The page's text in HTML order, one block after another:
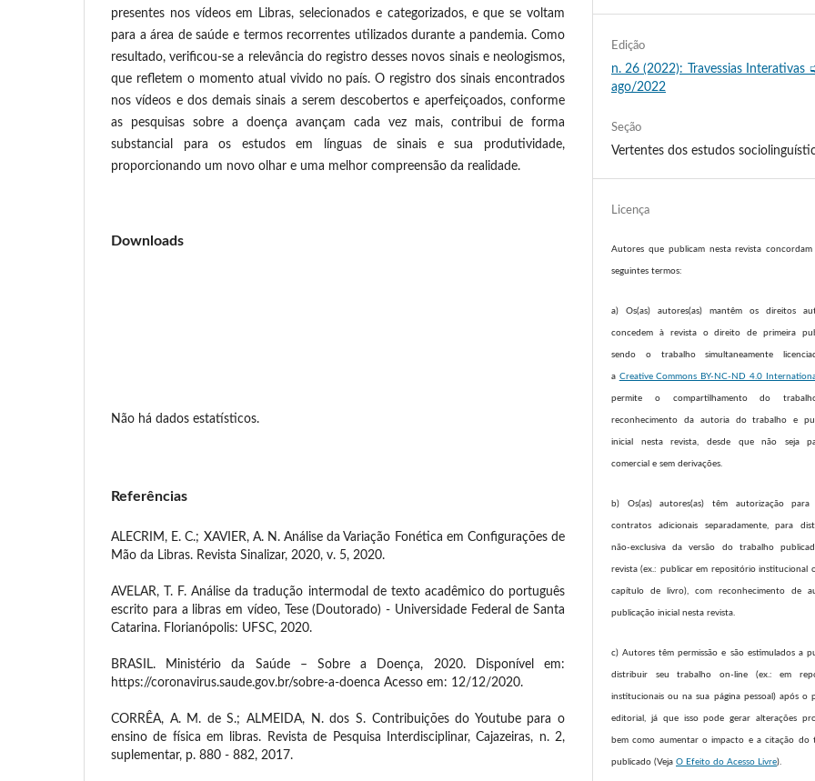
presentes nos vídeos em Libras, selecionados e categorizados, e que se voltam
para a área de saúde e termos recorrentes utilizados durante a pandemia. Como
resultado, verificou-se a relevância do registro desses novos sinais e neologismos,
que refletem o momento atual vivido no país. O registro dos sinais encontrados
nos vídeos e dos demais sinais a serem descobertos e aperfeiçoados, conforme
as pesquisas sobre a doença avançam cada vez mais, contribui de forma
substancial para os estudos em línguas de sinais e sua produtividade,
proporcionando um novo olhar e uma melhor compreensão da realidade.
Downloads
Não há dados estatísticos.
Referências
ALECRIM, E. C.; XAVIER, A. N. Análise da Variação Fonética em Configurações de
Mão da Libras. Revista Sinalizar, 2020, v. 5, 2020.
AVELAR, T. F. Análise da tradução intermodal de texto acadêmico do português
escrito para a libras em vídeo, Tese (Doutorado) - Universidade Federal de Santa
Catarina. Florianópolis: UFSC, 2020.
BRASIL. Ministério da Saúde – Sobre a Doença, 2020. Disponível em:
https://coronavirus.saude.gov.br/sobre-a-doenca Acesso em: 12/12/2020.
CORRÊA, A. M. de S.; ALMEIDA, N. dos S. Contribuições do Youtube para o
ensino de física em libras. Revista de Pesquisa Interdisciplinar, Cajazeiras, n. 2,
suplementar, p. 880 - 882, 2017.
Edição
n. 26 (2022): Travessias Interativas
ago/2022
Seção
Vertentes dos estudos
Licença
Autores que publicam nesta revista
seguintes termos:
a) Os(as) autores(as) mantêm os direitos
concedem à revista o direito de primeira
sendo o trabalho simultaneamente
a Creative Commons BY-NC-ND 4.0
permite o compartilhamento do
reconhecimento da autoria do trabalho e
inicial nesta revista, desde que não seja
comercial e sem derivações.
b) Os(as) autores(as) têm autorização para
contratos adicionais separadamente, para
não-exclusiva da versão do trabalho
revista (ex.: publicar em repositório institucional
capítulo de livro), com reconhecimento de
publicação inicial nesta revista.
c) Autores têm permissão e são estimulados a
distribuir seu trabalho on-line (ex.: em
institucionais ou na sua página pessoal) após o
editorial, já que isso pode gerar alterações
bem como aumentar o impacto e a citação do
publicado (VejaO Efeito do Acesso Livre).